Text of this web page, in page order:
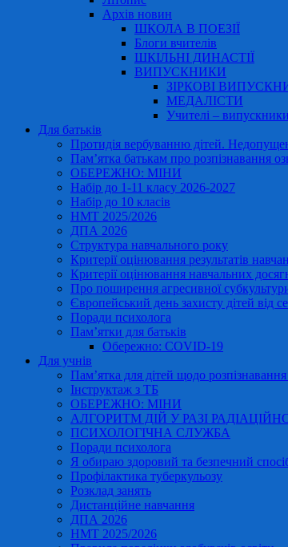
Архів новин
ШКОЛА В ПОЕЗІЇ
Блоги вчителів
ШКІЛЬНІ ДИНАСТІЇ
ВИПУСКНИКИ
ЗІРКОВІ
МЕДАЛІСТИ
Учителі –
Для батьків
Протидія вербуванню дітей.
Пам’ятка батькам про розпізнавання
ОБЕРЕЖНО: МІНИ
Набір до 1-11 класу 2026-2027
Набір до 10 класів
НМТ 2025/2026
ДПА 2026
Структура навчального року
Критерії оцінювання результатів
Критерії оцінювання навчальних
Про поширення агресивної субкультури
Європейський день захисту дітей від
Поради психолога
Пам’ятки для батьків
Обережно: COVID-19
Для учнів
Пам’ятка для дітей щодо
Інструктаж з ТБ
ОБЕРЕЖНО: МІНИ
АЛГОРИТМ ДІЙ У РАЗІ
ПСИХОЛОГІЧНА СЛУЖБА
Поради психолога
Я обираю здоровий та безпечний
Профілактика туберкульозу
Розклад занять
Дистанційне навчання
ДПА 2026
НМТ 2025/2026